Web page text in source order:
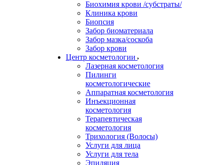
Биохимия крови /субстраты/
Клиника крови
Биопсия
Забор биоматериала
Забор мазка/соскоба
Забор крови
Центр косметологии
Лазерная косметология
Пилинги
косметологические
Аппаратная косметология
Инъекционная
косметология
Терапевтическая
косметология
Трихология (Волосы)
Услуги для лица
Услуги для тела
Эпиляция